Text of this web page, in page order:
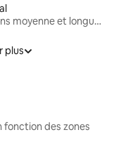
Locations moyenne et longue durée
plus
fonction des zones